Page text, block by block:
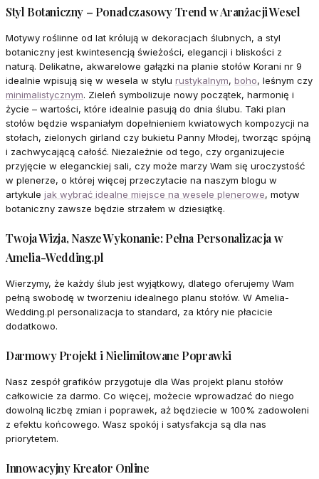
Styl Botaniczny – Ponadczasowy Trend w Aranżacji Wesel
Motywy roślinne od lat królują w dekoracjach ślubnych, a styl
botaniczny jest kwintesencją świeżości, elegancji i bliskości z
naturą. Delikatne, akwarelowe gałązki na planie stołów Korani nr 9
idealnie wpisują się w wesela w stylu rustykalnym, boho, leśnym czy
minimalistycznym. Zieleń symbolizuje nowy początek, harmonię i
życie – wartości, które idealnie pasują do dnia ślubu. Taki plan
stołów będzie wspaniałym dopełnieniem kwiatowych kompozycji na
stołach, zielonych girland czy bukietu Panny Młodej, tworząc spójną
i zachwycającą całość. Niezależnie od tego, czy organizujecie
przyjęcie w eleganckiej sali, czy może marzy Wam się uroczystość
w plenerze, o której więcej przeczytacie na naszym blogu w
artykule jak wybrać idealne miejsce na wesele plenerowe, motyw
botaniczny zawsze będzie strzałem w dziesiątkę.
Twoja Wizja, Nasze Wykonanie: Pełna Personalizacja w
Amelia-Wedding.pl
Wierzymy, że każdy ślub jest wyjątkowy, dlatego oferujemy Wam
pełną swobodę w tworzeniu idealnego planu stołów. W Amelia-
Wedding.pl personalizacja to standard, za który nie płacicie
dodatkowo.
Darmowy Projekt i Nielimitowane Poprawki
Nasz zespół grafików przygotuje dla Was projekt planu stołów
całkowicie za darmo. Co więcej, możecie wprowadzać do niego
dowolną liczbę zmian i poprawek, aż będziecie w 100% zadowoleni
z efektu końcowego. Wasz spokój i satysfakcja są dla nas
priorytetem.
Innowacyjny Kreator Online